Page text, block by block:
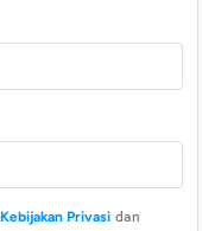
Kebijakan Privasi dan